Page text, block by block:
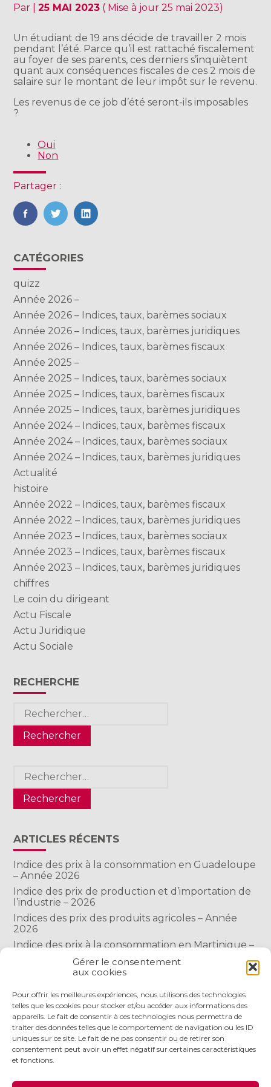
Gérer le consentement
aux cookies
Pour offrir les meilleures expériences, nous utilisons des technologies
telles que les cookies pour stocker et/ou accéder aux informations des
appareils. Le fait de consentir à ces technologies nous permettra de
traiter des données telles que le comportement de navigation ou les ID
uniques sur ce site. Le fait de ne pas consentir ou de retirer son
consentement peut avoir un effet négatif sur certaines caractéristiques
et fonctions.
Par |25 MAI 2023 ( Mise à jour 25 mai 2023)
Un étudiant de 19 ans décide de travailler 2 mois
pendant l’été. Parce qu’il est rattaché fiscalement
au foyer de ses parents, ces derniers s’inquiètent
quant aux conséquences fiscales de ces 2 mois de
salaire sur le montant de leur impôt sur le revenu.
Les revenus de ce job d’été seront-ils imposables
?
Oui
Non
Partager :
FaceBook
TwitterLinkedIn
Blog
sidebar
CATÉGORIES
quizz
Année 2026 –
Année 2026 – Indices, taux, barèmes sociaux
Année 2026 – Indices, taux, barèmes juridiques
Année 2026 – Indices, taux, barèmes fiscaux
Année 2025 –
Année 2025 – Indices, taux, barèmes sociaux
Année 2025 – Indices, taux, barèmes fiscaux
Année 2025 – Indices, taux, barèmes juridiques
Année 2024 – Indices, taux, barèmes fiscaux
Année 2024 – Indices, taux, barèmes sociaux
Année 2024 – Indices, taux, barèmes juridiques
Actualité
histoire
Année 2022 – Indices, taux, barèmes fiscaux
Année 2022 – Indices, taux, barèmes juridiques
Année 2023 – Indices, taux, barèmes sociaux
Année 2023 – Indices, taux, barèmes fiscaux
Année 2023 – Indices, taux, barèmes juridiques
chiffres
Le coin du dirigeant
Actu Fiscale
Actu Juridique
Actu Sociale
RECHERCHE
Rechercher :
Rechercher :
ARTICLES RÉCENTS
Indice des prix à la consommation en Guadeloupe
– Année 2026
Indice des prix de production et d’importation de
l’industrie – 2026
Indices des prix des produits agricoles – Année
2026
Indice des prix à la consommation en Martinique –
Indice des prix à la consommation à Mayotte –
COMMENTAIRES RÉCENTS